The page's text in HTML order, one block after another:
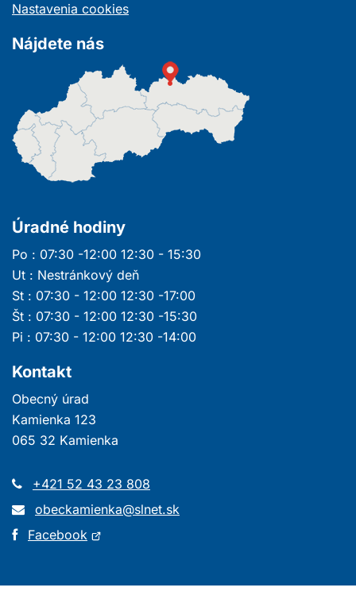
Nastavenia cookies
Nájdete nás
Úradné hodiny
Po : 07:30 -12:00 12:30 - 15:30
Ut : Nestránkový deň
St : 07:30 - 12:00 12:30 -17:00
Št : 07:30 - 12:00 12:30 -15:30
Pi : 07:30 - 12:00 12:30 -14:00
Kontakt
Obecný úrad
Kamienka 123
065 32 Kamienka
+421 52 43 23 808
obeckamienka@slnet.sk
Facebook Otvorí